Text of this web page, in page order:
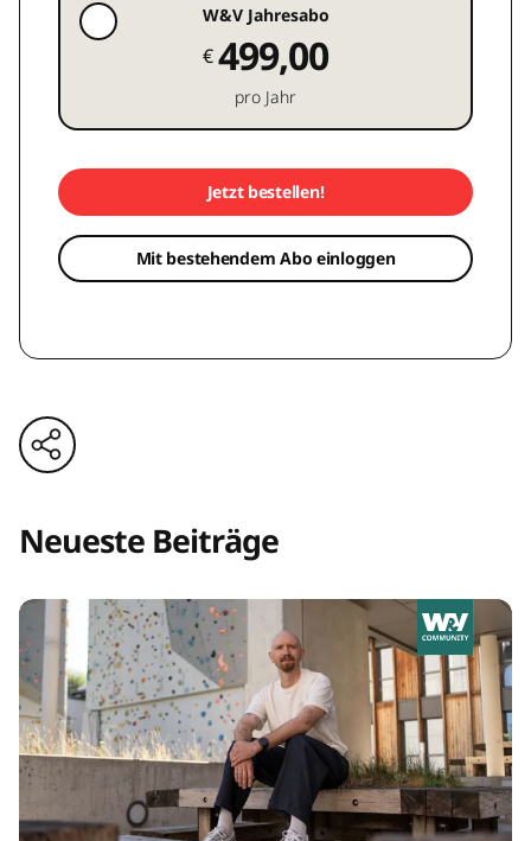
W&V Jahresabo
€499,00
pro Jahr
Jetzt bestellen!
Mit bestehendem Abo einloggen
Neueste Beiträge